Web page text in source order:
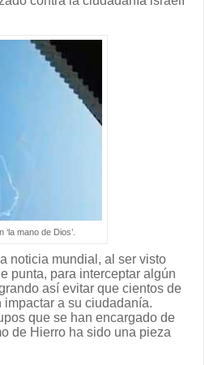
mano de Dios’.
noticia mundial, al ser visto
punta, para interceptar algún
así evitar que cientos de
a su ciudadanía.
que se han encargado de
de Hierro ha sido una pieza